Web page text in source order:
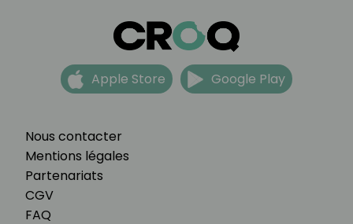
Nous contacter
Mentions légales
Partenariats
CGV
FAQ
Apple Store Google Play